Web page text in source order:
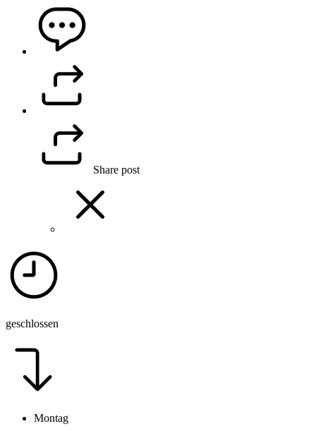
Share post
geschlossen
Montag